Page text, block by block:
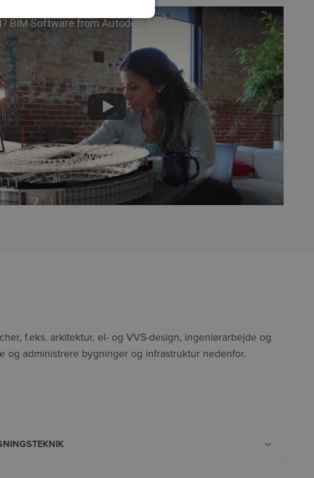
BIM Software from Autodesk
f.eks. arkitektur, el- og VVS-design, ingeniørarbejde og
administrere bygninger og infrastruktur nedenfor.